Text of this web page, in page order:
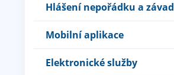
Hlášení nepořádku a závad
Mobilní aplikace
Elektronické služby